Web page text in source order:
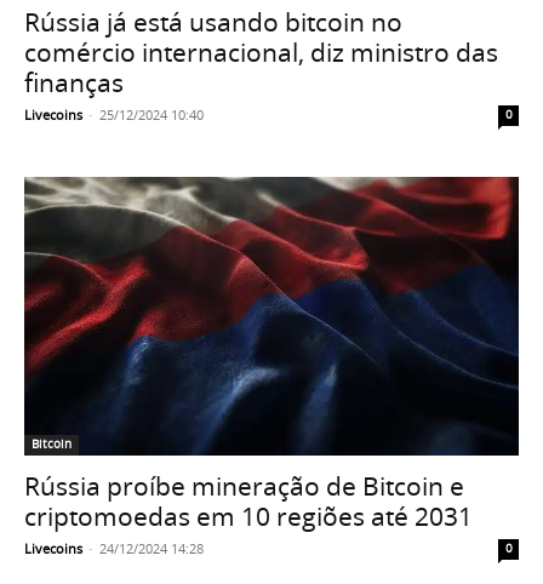
Rússia já está usando bitcoin no
comércio internacional, diz ministro das
finanças
Livecoins - 25/12/2024 10:40 0
Bitcoin
Rússia proíbe mineração de Bitcoin e
criptomoedas em 10 regiões até 2031
Livecoins - 24/12/2024 14:28 0